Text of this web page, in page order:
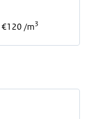
€120 /m3